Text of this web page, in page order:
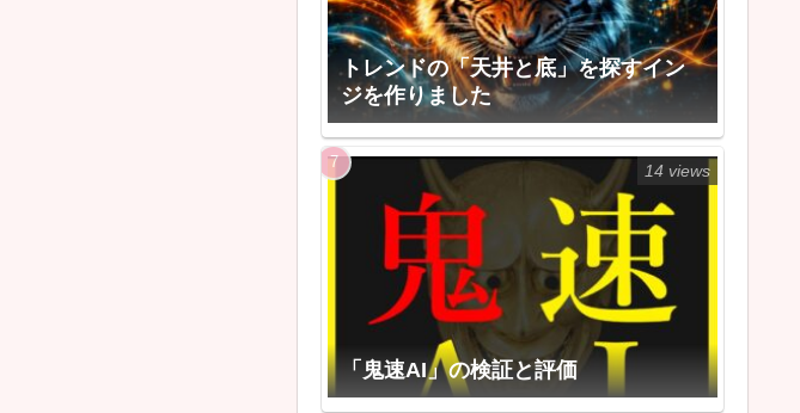
トレンドの「天井と底」を探すイン
ジを作りました
「鬼速AI」の検証と評価
14 views